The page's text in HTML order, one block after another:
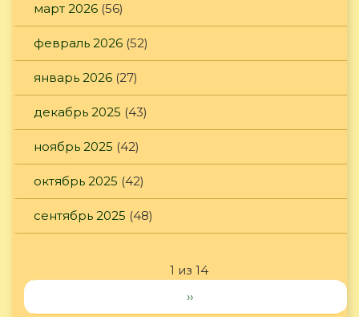
март 2026 (56)
февраль 2026 (52)
январь 2026 (27)
декабрь 2025 (43)
ноябрь 2025 (42)
октябрь 2025 (42)
сентябрь 2025 (48)
1 из 14
››